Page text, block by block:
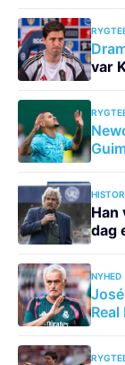
var
Han
dag
NYHED
Real